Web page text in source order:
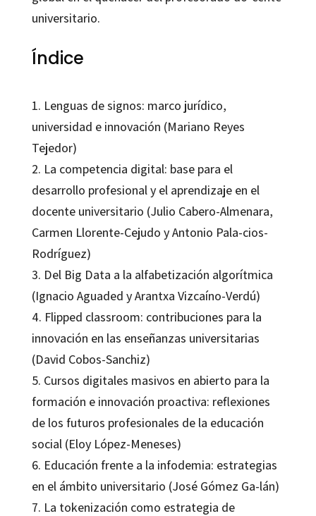
universitario.
Índice
1. Lenguas de signos: marco jurídico,
universidad e innovación (Mariano Reyes
Tejedor)
2. La competencia digital: base para el
desarrollo profesional y el aprendizaje en el
docente universitario (Julio Cabero-Almenara,
Carmen Llorente-Cejudo y Antonio Pala-cios-
Rodríguez)
3. Del Big Data a la alfabetización algorítmica
(Ignacio Aguaded y Arantxa Vizcaíno-Verdú)
4. Flipped classroom: contribuciones para la
innovación en las enseñanzas universitarias
(David Cobos-Sanchiz)
5. Cursos digitales masivos en abierto para la
formación e innovación proactiva: reflexiones
de los futuros profesionales de la educación
social (Eloy López-Meneses)
6. Educación frente a la infodemia: estrategias
en el ámbito universitario (José Gómez Ga-lán)
7. La tokenización como estrategia de